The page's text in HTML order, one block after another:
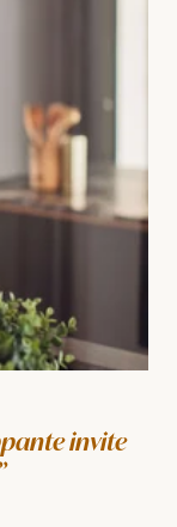
invite